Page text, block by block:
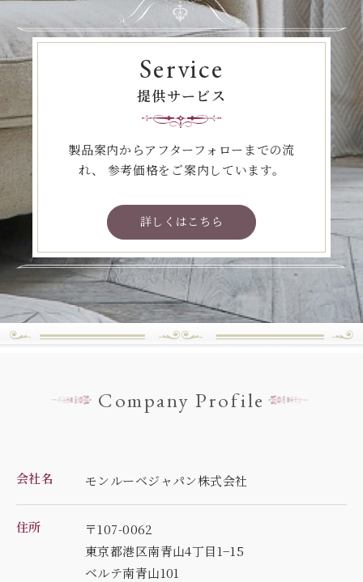
Service
提供サービス
製品案内からアフターフォローまでの流
れ、
参考価格をご案内しています。
詳しくはこちら
Company Profile
会社名 モンルーベジャパン株式会社
住所
〒107-0062
東京都港区南青山4丁目1−15
ベルテ南青山101